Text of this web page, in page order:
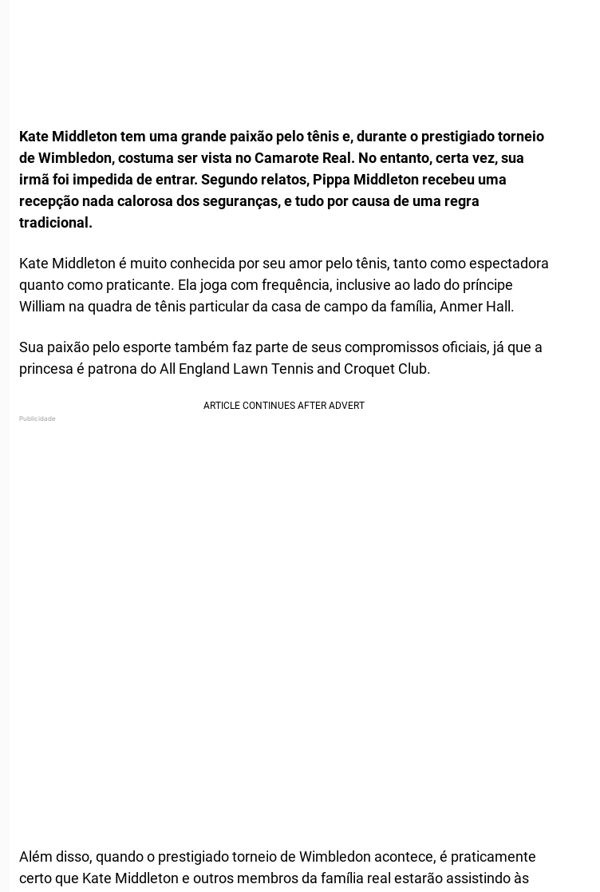
Kate Middleton tem uma grande paixão pelo tênis e, durante o prestigiado torneio
de Wimbledon, costuma ser vista no Camarote Real. No entanto, certa vez, sua
irmã foi impedida de entrar. Segundo relatos, Pippa Middleton recebeu uma
recepção nada calorosa dos seguranças, e tudo por causa de uma regra
tradicional.
Kate Middleton é muito conhecida por seu amor pelo tênis, tanto como espectadora
quanto como praticante. Ela joga com frequência, inclusive ao lado do príncipe
William na quadra de tênis particular da casa de campo da família, Anmer Hall.
Sua paixão pelo esporte também faz parte de seus compromissos oficiais, já que a
princesa é patrona do All England Lawn Tennis and Croquet Club.
Além disso, quando o prestigiado torneio de Wimbledon acontece, é praticamente
certo que Kate Middleton e outros membros da família real estarão assistindo às